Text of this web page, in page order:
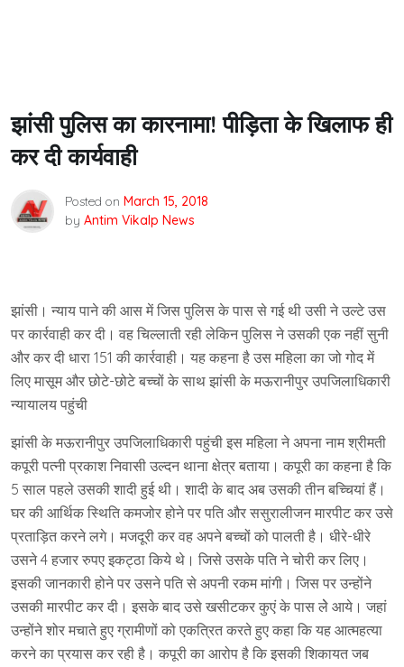
झांसी पुलिस का कारनामा! पीड़िता के खिलाफ ही
कर दी कार्यवाही
Posted on March 15, 2018
by Antim Vikalp News
झांसी। न्याय पाने की आस में जिस पुलिस के पास से गई थी उसी ने उल्टे उस
पर कार्रवाही कर दी। वह चिल्लाती रही लेकिन पुलिस ने उसकी एक नहीं सुनी
और कर दी धारा 151 की कार्रवाही। यह कहना है उस महिला का जो गोद में
लिए मासूम और छोटे-छोटे बच्चों के साथ झांसी के मऊरानीपुर उपजिलाधिकारी
न्यायालय पहुंची
झांसी के मऊरानीपुर उपजिलाधिकारी पहुंची इस महिला ने अपना नाम श्रीमती
कपूरी पत्नी प्रकाश निवासी उल्दन थाना क्षेत्र बताया। कपूरी का कहना है कि
5 साल पहले उसकी शादी हुई थी। शादी के बाद अब उसकी तीन बच्चियां हैं।
घर की आर्थिक स्थिति कमजोर होने पर पति और ससुरालीजन मारपीट कर उसे
प्रताड़ित करने लगे। मजदूरी कर वह अपने बच्चों को पालती है। धीरे-धीरे
उसने 4 हजार रुपए इकट्ठा किये थे। जिसे उसके पति ने चोरी कर लिए।
इसकी जानकारी होने पर उसने पति से अपनी रकम मांगी। जिस पर उन्होंने
उसकी मारपीट कर दी। इसके बाद उसे खसीटकर कुएं के पास लेे आये। जहां
उन्होंने शोर मचाते हुए ग्रामीणों को एकत्रित करते हुए कहा कि यह आत्महत्या
करने का प्रयास कर रही है। कपूरी का आरोप है कि इसकी शिकायत जब